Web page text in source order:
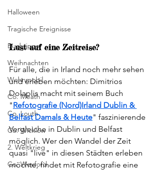
Halloween
Tragische Ereignisse
Buchtipps
Weihnachten
Wohnmobil
Co. Meath
Co. Louth
Co. Wicklow
2. Weltkrieg
Co. Wexford
Lust auf eine Zeitreise?
Für alle, die in Irland noch mehr sehen
und erleben möchten: Dimitrios
Dolaplis macht mit seinem Buch
"Refotografie (Nord)Irland Dublin &
Belfast Damals & Heute" faszinierende
Vergleiche in Dublin und Belfast
möglich. Wer den Wandel der Zeit
quasi "live" in diesen Städten erleben
möchte, findet mit Refotografie eine